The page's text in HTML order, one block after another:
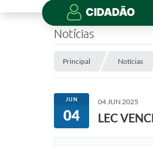
CIDADÃO
Notícias
Principal Notícias
JUN
04
04 JUN 2025
LEC